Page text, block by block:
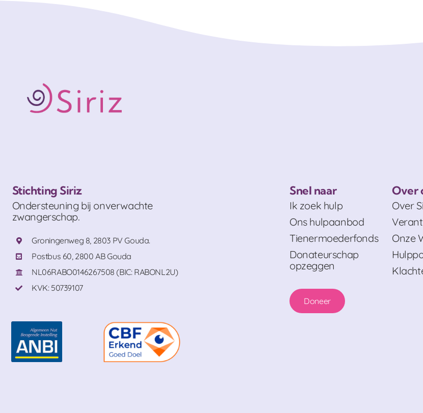
Stichting Siriz
Ondersteuning bij onverwachte
zwangerschap.
Groningenweg 8, 2803 PV Gouda.
Postbus 60, 2800 AB Gouda
NL06RABO0146267508 (BIC: RABONL2U)
KVK: 50739107
Snel naar
Ik zoek hulp
Ons hulpaanbod
Tienermoederfonds
Donateurschap
opzeggen
Doneer
Over
Over
Onze